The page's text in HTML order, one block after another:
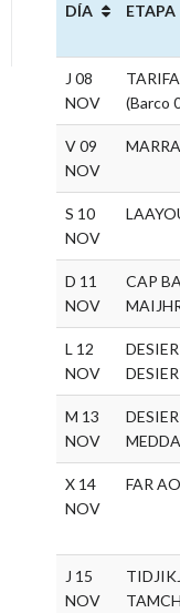
DÍA ETAPA
J 08
NOV
(Barco
V 09
NOV
S 10
NOV
D 11
NOV
CAP
L 12
NOV
M 13
NOV
X 14
NOV
FAR
J 15
NOV